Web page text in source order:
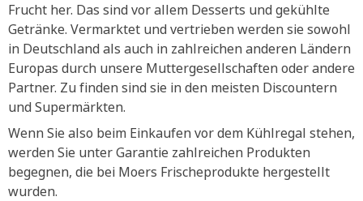
Frucht her. Das sind vor allem Desserts und gekühlte
Getränke. Vermarktet und vertrieben werden sie sowohl
in Deutschland als auch in zahlreichen anderen Ländern
Europas durch unsere Muttergesellschaften oder andere
Partner. Zu finden sind sie in den meisten Discountern
und Supermärkten.
Wenn Sie also beim Einkaufen vor dem Kühlregal stehen,
werden Sie unter Garantie zahlreichen Produkten
begegnen, die bei Moers Frischeprodukte hergestellt
wurden.